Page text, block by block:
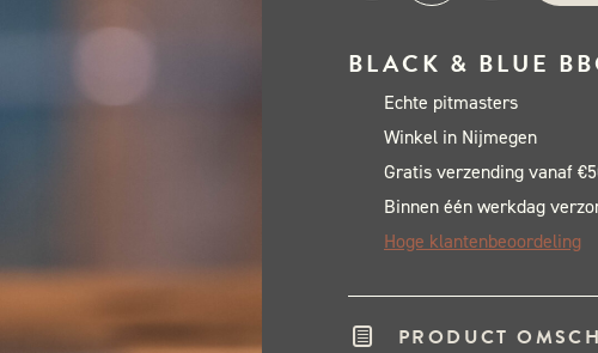
Italian
Stallion
Rub
-
220
gram
aantal
BLACK & BLUE
Echte pitmasters
Winkel in Nijmegen
Gratis verzending vanaf
Binnen één werkdag
Hoge klantenbeoordeling
PRODUCT